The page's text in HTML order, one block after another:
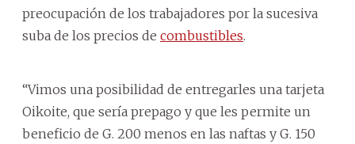
preocupación de los trabajadores por la sucesiva
suba de los precios de combustibles.
“Vimos una posibilidad de entregarles una tarjeta
Oikoite, que sería prepago y que les permite un
beneficio de G. 200 menos en las naftas y G. 150